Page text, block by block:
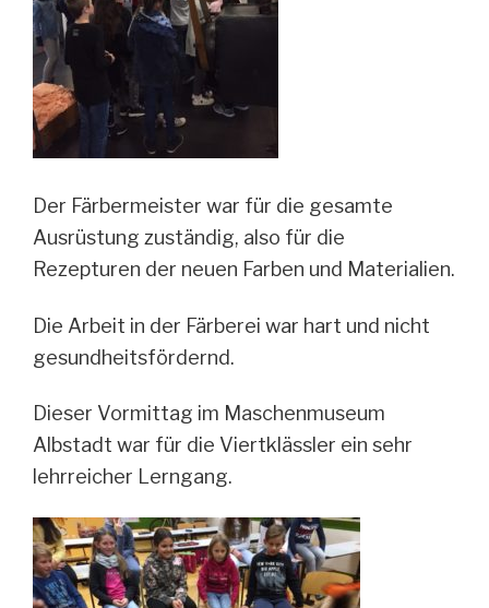
Der Färbermeister war für die gesamte
Ausrüstung zuständig, also für die
Rezepturen der neuen Farben und Materialien.
Die Arbeit in der Färberei war hart und nicht
gesundheitsfördernd.
Dieser Vormittag im Maschenmuseum
Albstadt war für die Viertklässler ein sehr
lehrreicher Lerngang.